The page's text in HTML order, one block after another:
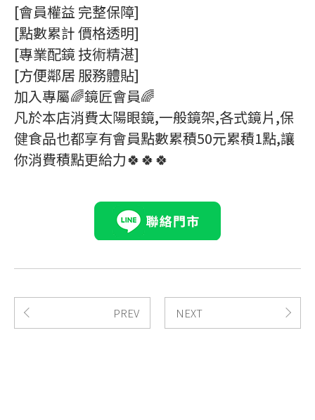
[會員權益 完整保障]
[點數累計 價格透明]
[專業配鏡 技術精湛]
[方便鄰居 服務體貼]
加入專屬🌈鏡匠會員🌈
凡於本店消費太陽眼鏡,一般鏡架,各式鏡片,保
健食品也都享有會員點數累積50元累積1點,讓
你消費積點更給力🍀🍀🍀
PREV NEXT